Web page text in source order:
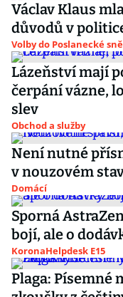
Václav Klaus
důvodů v
Volby do Poslanecké
Lázeňství mají
čerpání vázne,
slev
Obchod a služby
Není nutné
v nouzovém
Domácí
Sporná
bojí, ale o
KoronaHelpdesk E15
Plaga: Písemné